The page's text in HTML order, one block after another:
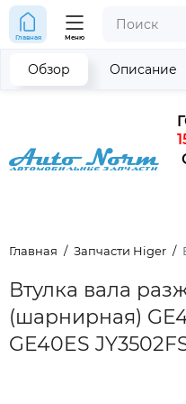
Главная Меню
Главная Запчасти Higer
Втулка вала
(шарнирная)
GE40ES
Обзор Описание